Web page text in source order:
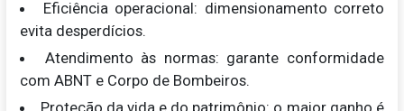
Eficiência operacional: dimensionamento correto
evita desperdícios.
Atendimento às normas: garante conformidade
com ABNT e Corpo de Bombeiros.
Proteção da vida e do patrimônio: o maior ganho é